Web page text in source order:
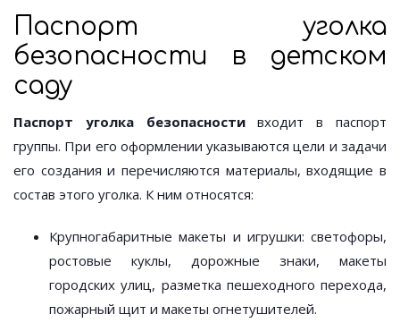
Паспорт уголка
безопасности в детском
саду
Паспорт уголка безопасностивходит в паспорт
группы. При его оформлении указываются цели и задачи
его создания и перечисляются материалы, входящие в
состав этого уголка. К ним относятся:
Крупногабаритные макеты и игрушки: светофоры,
ростовые куклы, дорожные знаки, макеты
городских улиц, разметка пешеходного перехода,
пожарный щит и макеты огнетушителей.